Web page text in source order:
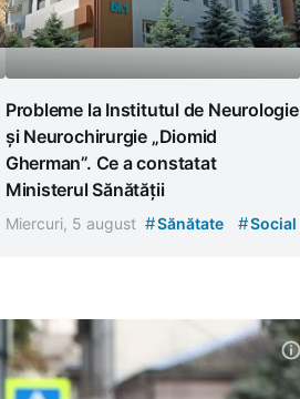
Probleme la Institutul de Neurologie
și Neurochirurgie „Diomid
Gherman”. Ce a constatat
Ministerul Sănătății
Miercuri, 5 august #Sănătate #Social